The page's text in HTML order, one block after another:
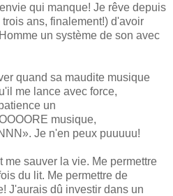
qui manque! Je rêve depuis
ans, finalement!) d'avoir
un système de son avec
quand sa maudite musique
me lance avec force,
un
musique,
Je n'en peux puuuuu!
me sauver la vie. Me permettre
du lit. Me permettre de
J'aurais dû investir dans un